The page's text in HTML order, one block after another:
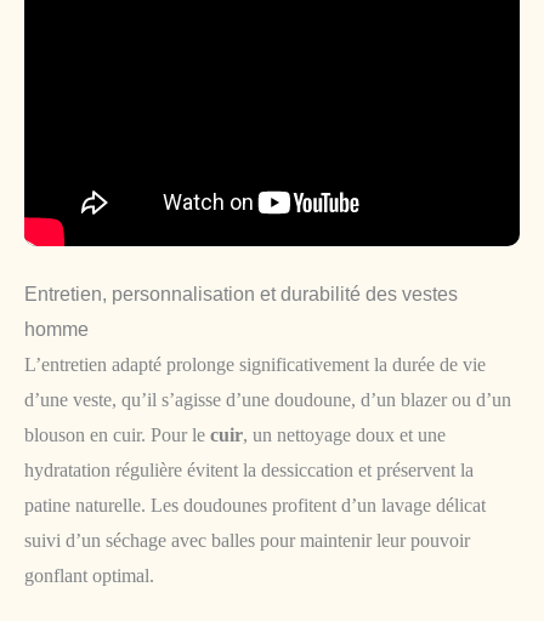
Entretien, personnalisation et durabilité des vestes
homme
L’entretien adapté prolonge significativement la durée de vie
d’une veste, qu’il s’agisse d’une doudoune, d’un blazer ou d’un
blouson en cuir. Pour le cuir, un nettoyage doux et une
hydratation régulière évitent la dessiccation et préservent la
patine naturelle. Les doudounes profitent d’un lavage délicat
suivi d’un séchage avec balles pour maintenir leur pouvoir
gonflant optimal.